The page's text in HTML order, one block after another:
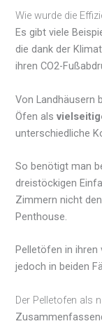
Wie wurde die
Es gibt viele
die dank der
ihren CO2-
Von Landhäusern
Öfen als
unterschiedliche
So benötigt man
dreistöckigen
Zimmern nicht
Penthouse.
Pelletöfen in
jedoch in beiden
Der Pelletofen als